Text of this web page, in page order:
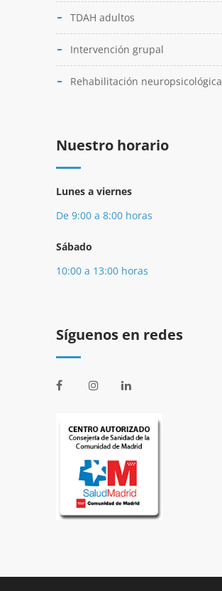
TDAH adultos
Intervención grupal
Rehabilitación neuropsicológica
Nuestro horario
Lunes a viernes
De 9:00 a 8:00 horas
Sábado
10:00 a 13:00 horas
Síguenos en redes